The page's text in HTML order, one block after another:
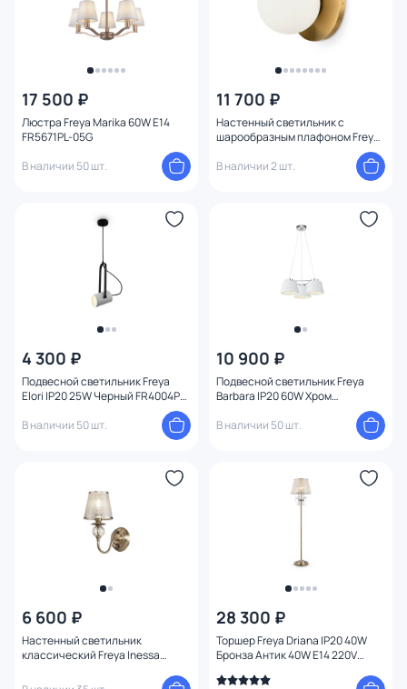
17 500 ₽
Люстра Freya Marika 60W E14
FR5671PL-05G
В наличии 50 шт.
11 700 ₽
Настенный светильник с
шарообразным плафоном Freya
В наличии 2 шт.
4 300 ₽
Подвесной светильник Freya
Elori IP20 25W Черный FR4004PL-
В наличии 50 шт.
10 900 ₽
Подвесной светильник Freya
Barbara IP20 60W Хром
В наличии 50 шт.
6 600 ₽
Настенный светильник
классический Freya Inessa
28 300 ₽
Торшер Freya Driana IP20 40W
Бронза Антик 40W E14 220V